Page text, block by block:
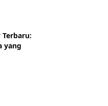
Terbaru:
yang